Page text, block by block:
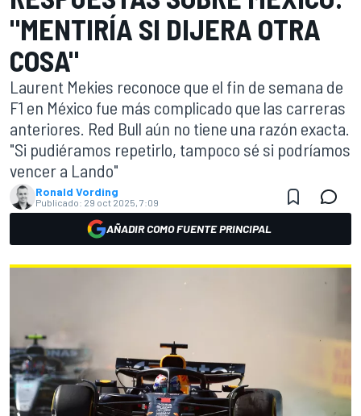
"MENTIRÍA SI DIJERA OTRA
COSA"
Laurent Mekies reconoce que el fin de semana de
F1 en México fue más complicado que las carreras
anteriores. Red Bull aún no tiene una razón exacta.
"Si pudiéramos repetirlo, tampoco sé si podríamos
vencer a Lando"
Ronald Vording
Publicado: 29 oct 2025, 7:09
AÑADIR COMO FUENTE PRINCIPAL